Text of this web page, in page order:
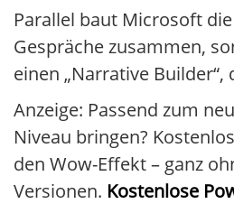
Parallel baut Microsoft
Gespräche zusammen,
einen „Narrative
Anzeige: Passend zum
Niveau bringen?
den Wow-Effekt – ganz
Versionen. Kostenlose